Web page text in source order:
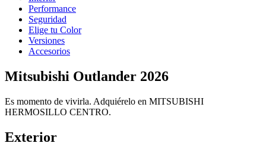
Performance
Seguridad
Elige tu Color
Versiones
Accesorios
Mitsubishi Outlander 2026
Es momento de vivirla. Adquiérelo en MITSUBISHI
HERMOSILLO CENTRO.
Exterior